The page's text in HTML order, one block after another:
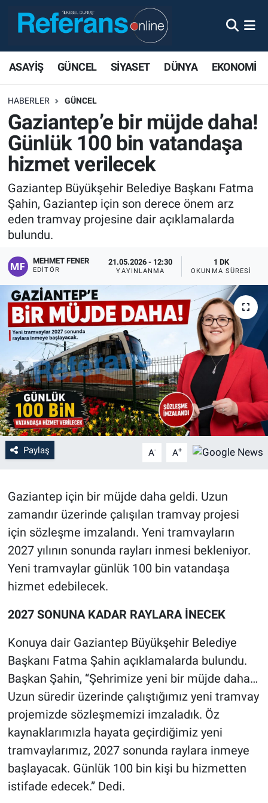
ASAYİŞ GÜNCEL SİYASET DÜNYA EKONOMİ
HABERLER GÜNCEL
Gaziantep’e bir müjde daha!
Günlük 100 bin vatandaşa
hizmet verilecek
Gaziantep Büyükşehir Belediye Başkanı Fatma
Şahin, Gaziantep için son derece önem arz
eden tramvay projesine dair açıklamalarda
bulundu.
MEHMET FENER
EDITÖR
21.05.2026 - 12:30
YAYINLANMA
1 DK
OKUNMA SÜRESI
Paylaş A- A+
Gaziantep için bir müjde daha geldi. Uzun
zamandır üzerinde çalışılan tramvay projesi
için sözleşme imzalandı. Yeni tramvayların
2027 yılının sonunda rayları inmesi bekleniyor.
Yeni tramvaylar günlük 100 bin vatandaşa
hizmet edebilecek.
2027 SONUNA KADAR RAYLARA İNECEK
Konuya dair Gaziantep Büyükşehir Belediye
Başkanı Fatma Şahin açıklamalarda bulundu.
Başkan Şahin, “Şehrimize yeni bir müjde daha…
Uzun süredir üzerinde çalıştığımız yeni tramvay
projemizde sözleşmemizi imzaladık. Öz
kaynaklarımızla hayata geçirdiğimiz yeni
tramvaylarımız, 2027 sonunda raylara inmeye
başlayacak. Günlük 100 bin kişi bu hizmetten
istifade edecek.” Dedi.